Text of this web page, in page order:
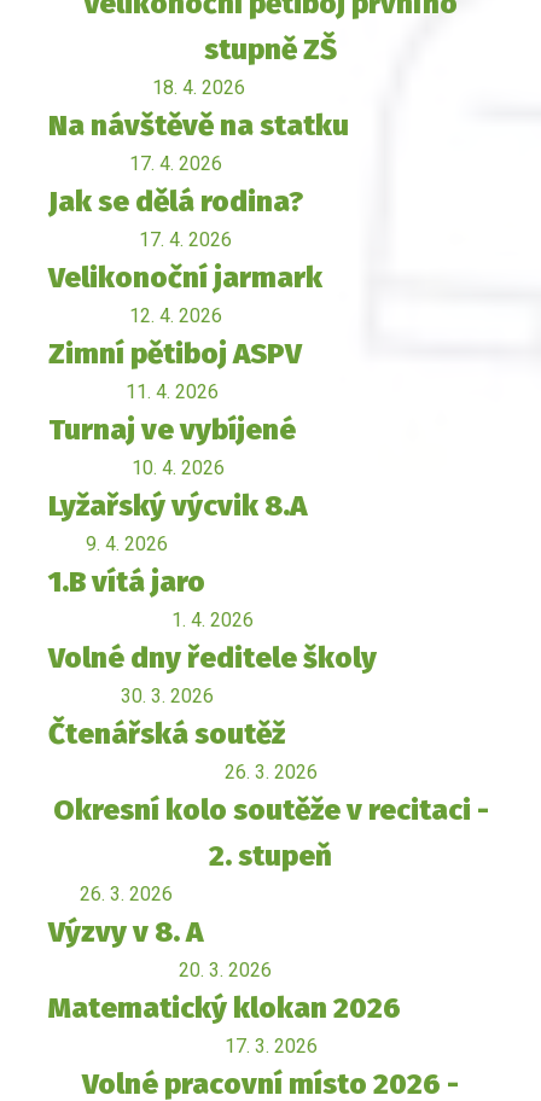
stupně ZŠ
18. 4. 2026
Na návštěvě na statku
17. 4. 2026
Jak se dělá rodina?
17. 4. 2026
Velikonoční jarmark
12. 4. 2026
Zimní pětiboj ASPV
11. 4. 2026
Turnaj ve vybíjené
10. 4. 2026
Lyžařský výcvik 8.A
9. 4. 2026
1.B vítá jaro
1. 4. 2026
Volné dny ředitele školy
30. 3. 2026
Čtenářská soutěž
26. 3. 2026
Okresní kolo soutěže v recitaci -
2. stupeň
26. 3. 2026
Výzvy v 8. A
20. 3. 2026
Matematický klokan 2026
17. 3. 2026
Volné pracovní místo 2026 -